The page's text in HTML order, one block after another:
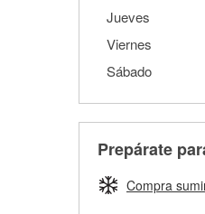
Jueves
Viernes
Sábado
Prepárate
Compra